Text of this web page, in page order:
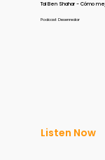
Tal Ben Shahar - Cómo
Podcast Desenredar
Listen Now